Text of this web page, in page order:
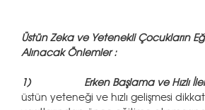
Üstün Zeka ve Yetenekli Çocukların
Alınacak Önlemler :
1) Erken Başlama ve Hızlı
üstün yeteneği ve hızlı gelişmesi